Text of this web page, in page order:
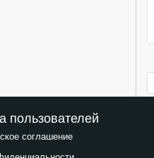
пользователей
соглашение